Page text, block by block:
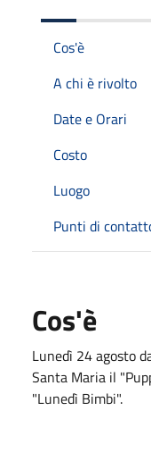
Cos'è
A chi è rivolto
Date e Orari
Costo
Luogo
Punti di
Cos'è
Lunedì 24 agosto
Santa Maria il
"Lunedì Bimbi".